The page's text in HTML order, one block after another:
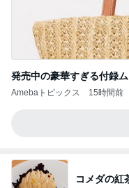
発売中の豪華すぎる付録
Amebaトピックス 15時間前
コメダの紅